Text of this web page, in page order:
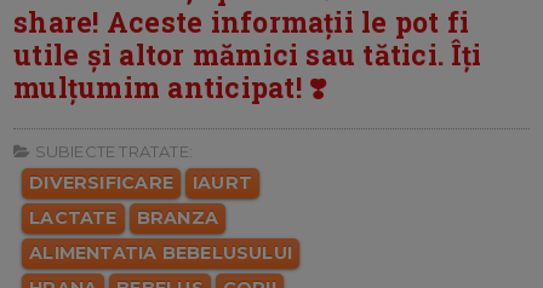
share! Aceste informații le pot fi
utile și altor mămici sau tătici. Îți
mulțumim anticipat! ❣️
SUBIECTE TRATATE:
DIVERSIFICARE
IAURT
LACTATE
BRANZA
ALIMENTATIA BEBELUSULUI